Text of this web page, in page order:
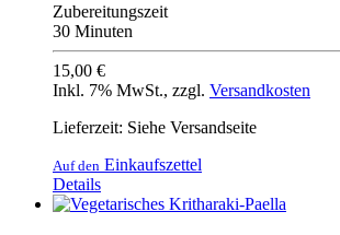
Zubereitungszeit
30 Minuten
15,00 €
Inkl. 7% MwSt., zzgl. Versandkosten
Lieferzeit: Siehe Versandseite
Auf den Einkaufszettel
Details